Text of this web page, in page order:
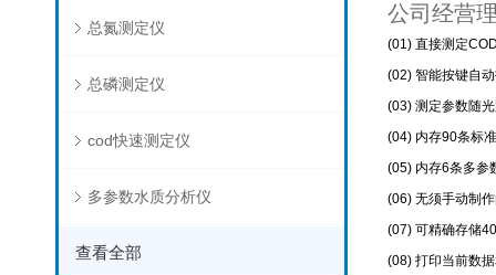
总氮测定仪
总磷测定仪
cod快速测定仪
多参数水质分析仪
查看全部
公司经营
(01) 直接测定
(02) 智能按键自
(03) 测定参数随
(04) 内存90条标
(05) 内存6条多参
(06) 无须手动制
(07) 可精确存储
(08) 打印当前数